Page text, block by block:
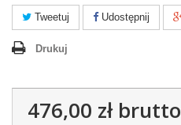
Tweetuj Udostępnij
Drukuj
476,00 złbrutto